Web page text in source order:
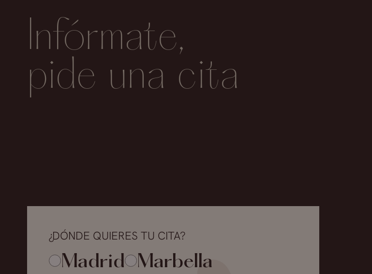
Infórmate,
pide una cita
¿DÓNDE QUIERES TU CITA?
Madrid Marbella